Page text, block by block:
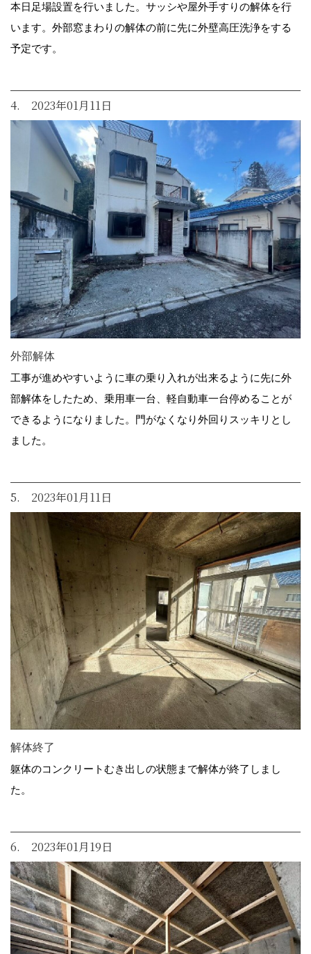
本日足場設置を行いました。サッシや屋外手すりの解体を行
います。外部窓まわりの解体の前に先に外壁高圧洗浄をする
予定です。
4. 2023年01月11日
外部解体
工事が進めやすいように車の乗り入れが出来るように先に外
部解体をしたため、乗用車一台、軽自動車一台停めることが
できるようになりました。門がなくなり外回りスッキリとし
ました。
5. 2023年01月11日
解体終了
躯体のコンクリートむき出しの状態まで解体が終了しまし
た。
6. 2023年01月19日